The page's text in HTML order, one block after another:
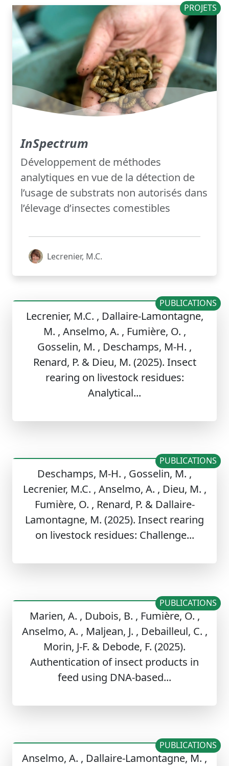
PROJETS
InSpectrum
Développement de méthodes
analytiques en vue de la détection de
l’usage de substrats non autorisés dans
l’élevage d’insectes comestibles
Lecrenier, M.C.
Lecrenier, M.C. , Dallaire-Lamontagne,
M. , Anselmo, A. , Fumière, O. ,
Gosselin, M. , Deschamps, M-H. ,
Renard, P. & Dieu, M. (2025). Insect
rearing on livestock residues:
Analytical...
PUBLICATIONS
Deschamps, M-H. , Gosselin, M. ,
Lecrenier, M.C. , Anselmo, A. , Dieu, M. ,
Fumière, O. , Renard, P. & Dallaire-
Lamontagne, M. (2025). Insect rearing
on livestock residues: ​Challenge...
PUBLICATIONS
Marien, A. , Dubois, B. , Fumière, O. ,
Anselmo, A. , Maljean, J. , Debailleul, C. ,
Morin, J-F. & Debode, F. (2025).
Authentication of insect products in
feed using DNA-based...
PUBLICATIONS
Anselmo, A. , Dallaire-Lamontagne, M. ,
PUBLICATIONS